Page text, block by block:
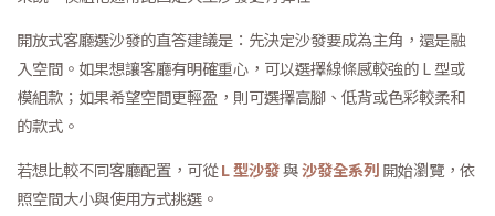
開放式客廳選沙發的直答建議是：先決定沙發要成為主角，還是融
入空間。如果想讓客廳有明確重心，可以選擇線條感較強的 L 型或
模組款；如果希望空間更輕盈，則可選擇高腳、低背或色彩較柔和
的款式。
若想比較不同客廳配置，可從L 型沙發與沙發全系列開始瀏覽，依
照空間大小與使用方式挑選。